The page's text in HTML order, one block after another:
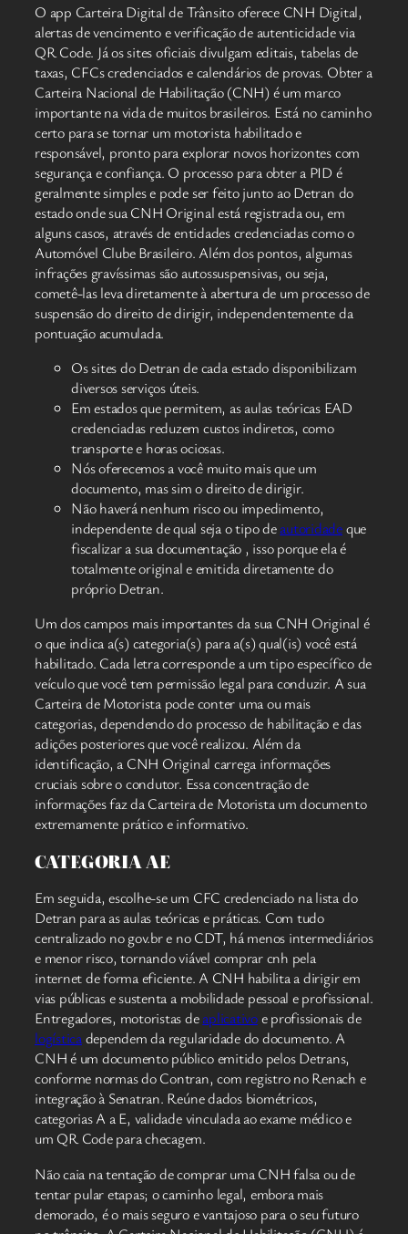
O app Carteira Digital de Trânsito oferece CNH Digital,
alertas de vencimento e verificação de autenticidade via
QR Code. Já os sites oficiais divulgam editais, tabelas de
taxas, CFCs credenciados e calendários de provas. Obter a
Carteira Nacional de Habilitação (CNH) é um marco
importante na vida de muitos brasileiros. Está no caminho
certo para se tornar um motorista habilitado e
responsável, pronto para explorar novos horizontes com
segurança e confiança. O processo para obter a PID é
geralmente simples e pode ser feito junto ao Detran do
estado onde sua CNH Original está registrada ou, em
alguns casos, através de entidades credenciadas como o
Automóvel Clube Brasileiro. Além dos pontos, algumas
infrações gravíssimas são autossuspensivas, ou seja,
cometê-las leva diretamente à abertura de um processo de
suspensão do direito de dirigir, independentemente da
pontuação acumulada.
Os sites do Detran de cada estado disponibilizam
diversos serviços úteis.
Em estados que permitem, as aulas teóricas EAD
credenciadas reduzem custos indiretos, como
transporte e horas ociosas.
Nós oferecemos a você muito mais que um
documento, mas sim o direito de dirigir.
Não haverá nenhum risco ou impedimento,
independente de qual seja o tipo deautoridadeque
fiscalizar a sua documentação , isso porque ela é
totalmente original e emitida diretamente do
próprio Detran.
Um dos campos mais importantes da sua CNH Original é
o que indica a(s) categoria(s) para a(s) qual(is) você está
habilitado. Cada letra corresponde a um tipo específico de
veículo que você tem permissão legal para conduzir. A sua
Carteira de Motorista pode conter uma ou mais
categorias, dependendo do processo de habilitação e das
adições posteriores que você realizou. Além da
identificação, a CNH Original carrega informações
cruciais sobre o condutor. Essa concentração de
informações faz da Carteira de Motorista um documento
extremamente prático e informativo.
CATEGORIA AE
Em seguida, escolhe-se um CFC credenciado na lista do
Detran para as aulas teóricas e práticas. Com tudo
centralizado no gov.br e no CDT, há menos intermediários
e menor risco, tornando viável comprar cnh pela
internet de forma eficiente. A CNH habilita a dirigir em
vias públicas e sustenta a mobilidade pessoal e profissional.
Entregadores, motoristas deaplicativoe profissionais de
logísticadependem da regularidade do documento. A
CNH é um documento público emitido pelos Detrans,
conforme normas do Contran, com registro no Renach e
integração à Senatran. Reúne dados biométricos,
categorias A a E, validade vinculada ao exame médico e
um QR Code para checagem.
Não caia na tentação de comprar uma CNH falsa ou de
tentar pular etapas; o caminho legal, embora mais
demorado, é o mais seguro e vantajoso para o seu futuro